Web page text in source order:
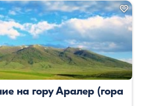
на гору Аралер (гора